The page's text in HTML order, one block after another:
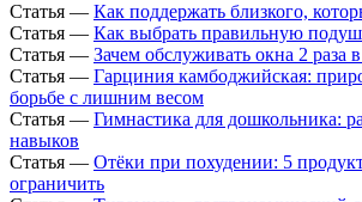
Статья — Как поддержать близкого,
Статья — Как выбрать правильную
Статья — Зачем обслуживать окна 2 раза
Статья — Гарциния камбоджийская:
борьбе с лишним весом
Статья — Гимнастика для дошкольника:
навыков
Статья — Отёки при похудении: 5
ограничить